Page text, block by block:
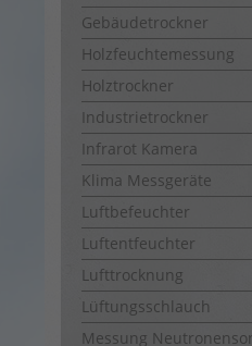
Gebäudetrockner
Holzfeuchtemessung
Holztrockner
Industrietrockner
Infrarot Kamera
Klima Messgeräte
Luftbefeuchter
Luftentfeuchter
Lufttrocknung
Lüftungsschlauch
Messung